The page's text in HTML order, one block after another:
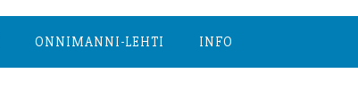
ONNIMANNI-LEHTI INFO